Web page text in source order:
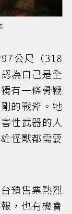
公尺（318
為自己是全
有一條骨鞭
的戰斧。牠
性武器的人
怪獸都需要
預售票熱烈
，也有機會